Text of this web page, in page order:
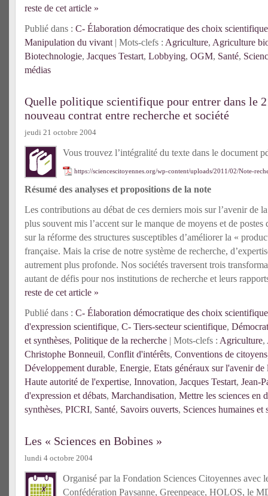
reste de cet article »
Publié dans : C- Élaboration démocratique des choix
Manipulation du vivant | Mots-clefs : Agriculture, Agriculture
Biotechnologie, Jacques Testart, Lobbying, OGM, Santé,
médias
Quelle politique scientifique pour entrer dans le
nouveau contrat entre recherche et société
jeudi 21 octobre 2004
Vous trouvez l’intégralité du texte dans le document
https://sciencescitoyennes.org/wp-content/uploads/2011/02/Note-
Résumé des analyses et propositions de la note
Les contributions au débat de ces derniers mois sur l’avenir de
plus souvent mis l’accent sur le manque de moyens et de
sur la réforme des structures susceptibles d’améliorer la «
française. Mais la crise de notre système de recherche,
autrement plus profonde. Nos sociétés traversent trois
autant de défis pour nos institutions de recherche et leurs
reste de cet article »
Publié dans : C- Élaboration démocratique des choix
d'expression scientifique, C- Tiers-secteur scientifique,
et synthèses, Politique de la recherche | Mots-clefs : Agriculture,
Christophe Bonneuil, Conflit d'intérêts, Conventions de citoyens
Développement durable, Energie, Etats généraux sur l'avenir de
Haute autorité de l'expertise, Innovation, Jacques Testart, Jean-
d'expression et débats, Marchandisation, Mettre les sciences en
synthèses, PICRI, Santé, Savoirs ouverts, Sciences humaines et
Les « Sciences en Bobines »
lundi 4 octobre 2004
Organisé par la Fondation Sciences Citoyennes avec
Confédération Paysanne, Greenpeace, HOLOS, le